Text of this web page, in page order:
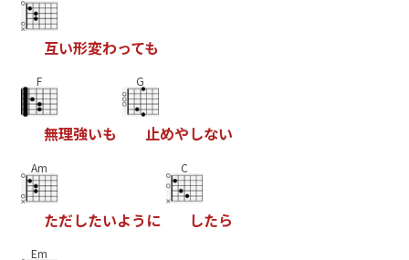
互い形変わっても
F
無理強いも
G
止めやしない
Am
ただしたいよう に
C
したら
Em